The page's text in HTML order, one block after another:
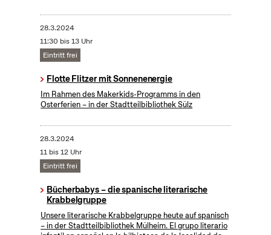
28.3.2024
11:30 bis 13 Uhr
Eintritt frei
Flotte Flitzer mit Sonnenenergie
Im Rahmen des Makerkids-Programms in den
Osterferien – in der Stadtteilbibliothek Sülz
28.3.2024
11 bis 12 Uhr
Eintritt frei
Bücherbabys – die spanische literarische
Krabbelgruppe
Unsere literarische Krabbelgruppe heute auf spanisch
– in der Stadtteilbibliothek Mülheim. El grupo literario